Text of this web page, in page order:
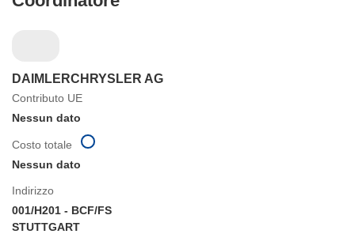
DAIMLERCHRYSLER AG
Contributo UE
Nessun dato
Indirizzo
001/H201 - BCF/FS
STUTTGART
Costo totale
Nessun dato